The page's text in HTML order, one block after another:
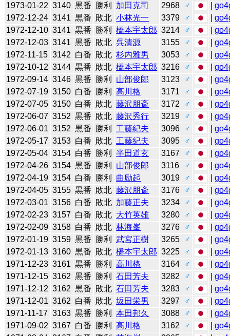
1973-01-22 3140 黒番 勝利 加田克司 2968 ♂ |
1972-12-24 3141 黒番 敗北 小林光一 3379 ♂ |
1972-12-10 3141 黒番 勝利 橋本宇太郎 3214 ♂ |
1972-12-03 3141 黒番 敗北 呉清源 3155 ♂ |
1972-11-15 3142 白番 敗北 杉内雅男 3053 ♂ |
1972-10-12 3144 黒番 敗北 橋本宇太郎 3216 ♂ |
1972-09-14 3146 黒番 勝利 山部俊郎 3123 ♂ |
1972-07-19 3150 白番 勝利 高川格 3171 ♂ |
1972-07-05 3150 白番 敗北 藤沢朋斎 3172 ♂ |
1972-06-07 3152 黒番 敗北 藤沢秀行 3219 ♂ |
1972-06-01 3152 黒番 勝利 工藤紀夫 3096 ♂ |
1972-05-17 3153 白番 敗北 工藤紀夫 3095 ♂ |
1972-05-04 3154 白番 勝利 半田道玄 3167 ♂ |
1972-04-26 3154 黒番 勝利 山部俊郎 3116 ♂ |
1972-04-19 3154 白番 勝利 曲励起 3019 ♂ |
1972-04-05 3155 黒番 敗北 藤沢朋斎 3176 ♂ |
1972-03-01 3156 白番 敗北 加藤正夫 3234 ♂ |
1972-02-23 3157 白番 敗北 大竹英雄 3280 ♂ |
1972-02-09 3158 白番 敗北 林海峯 3276 ♂ |
1972-01-19 3159 黒番 勝利 武宮正樹 3265 ♂ |
1972-01-13 3160 黒番 敗北 橋本宇太郎 3225 ♂ |
1971-12-23 3161 黒番 勝利 高川格 3164 ♂ |
1971-12-15 3162 黒番 勝利 石田芳夫 3282 ♂ |
1971-12-12 3162 黒番 敗北 石田芳夫 3283 ♂ |
1971-12-01 3162 白番 敗北 坂田栄男 3297 ♂ |
1971-11-17 3163 黒番 勝利 本田邦久 3088 ♂ |
1971-09-02 3167 白番 勝利 高川格 3162 ♂ |